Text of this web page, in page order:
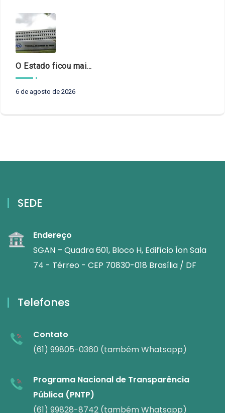
O Estado ficou mais complexo. O controle precisa acompanhar
6 de agosto de 2026
SEDE
Endereço
SGAN – Quadra 601, Bloco H, Edifício Íon Sala
74 - Térreo - CEP 70830-018 Brasília / DF
Telefones
Contato
(61) 99805-0360 (também Whatsapp)
Programa Nacional de Transparência
Pública (PNTP)
(61) 99828-8742 (também Whatsapp)